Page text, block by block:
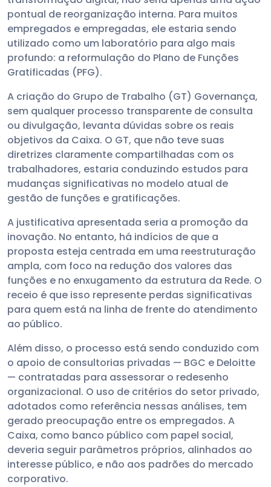
pontual de reorganização interna. Para muitos
empregados e empregadas, ele estaria sendo
utilizado como um laboratório para algo mais
profundo: a reformulação do Plano de Funções
Gratificadas (PFG).
A criação do Grupo de Trabalho (GT) Governança,
sem qualquer processo transparente de consulta
ou divulgação, levanta dúvidas sobre os reais
objetivos da Caixa. O GT, que não teve suas
diretrizes claramente compartilhadas com os
trabalhadores, estaria conduzindo estudos para
mudanças significativas no modelo atual de
gestão de funções e gratificações.
A justificativa apresentada seria a promoção da
inovação. No entanto, há indícios de que a
proposta esteja centrada em uma reestruturação
ampla, com foco na redução dos valores das
funções e no enxugamento da estrutura da Rede. O
receio é que isso represente perdas significativas
para quem está na linha de frente do atendimento
ao público.
Além disso, o processo está sendo conduzido com
o apoio de consultorias privadas — BGC e Deloitte
— contratadas para assessorar o redesenho
organizacional. O uso de critérios do setor privado,
adotados como referência nessas análises, tem
gerado preocupação entre os empregados. A
Caixa, como banco público com papel social,
deveria seguir parâmetros próprios, alinhados ao
interesse público, e não aos padrões do mercado
corporativo.